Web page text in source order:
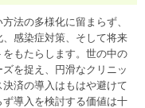
法の多様化に留まらず、
感染症対策、そして将来
もたらします。世の中の
を捉え、円滑なクリニッ
済の導入はもはや避けて
導入を検討する価値は十